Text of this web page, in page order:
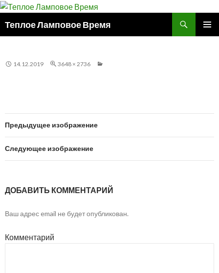
Теплое Ламповое Время
14.12.2019 3648 × 2736
Предыдущее изображение
Следующее изображение
ДОБАВИТЬ КОММЕНТАРИЙ
Ваш адрес email не будет опубликован.
Комментарий